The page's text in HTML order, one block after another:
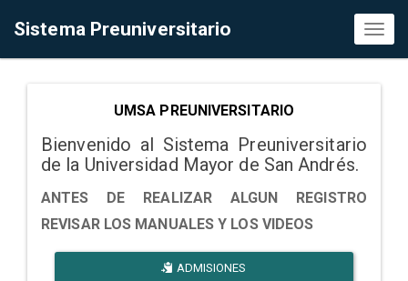
Sistema Preuniversitario
UMSA PREUNIVERSITARIO
Bienvenido al Sistema Preuniversitario
de la Universidad Mayor de San Andrés.
ANTES DE REALIZAR ALGUN REGISTRO
REVISAR LOS MANUALES Y LOS VIDEOS
ADMISIONES